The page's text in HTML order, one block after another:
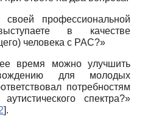
профессиональной
в качестве
человека с РАС?»
время можно улучшить
для молодых
потребностям
спектра?»
].